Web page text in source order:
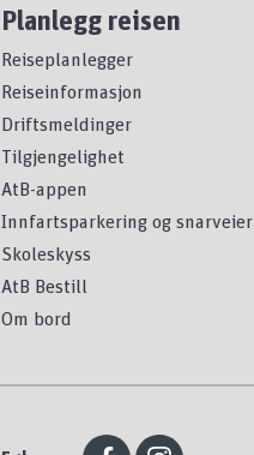
Planlegg reisen
Reiseplanlegger
Reiseinformasjon
Driftsmeldinger
Tilgjengelighet
AtB-appen
Innfartsparkering og snarveier
Skoleskyss
AtB Bestill
Om bord